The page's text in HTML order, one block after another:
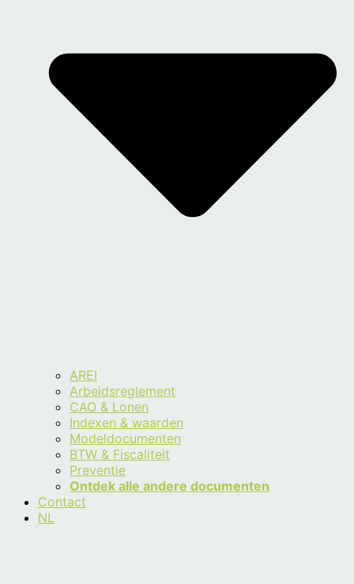
AREI
Arbeidsreglement
CAO & Lonen
Indexen & waarden
Modeldocumenten
BTW & Fiscaliteit
Preventie
Ontdek alle andere documenten
Contact
NL